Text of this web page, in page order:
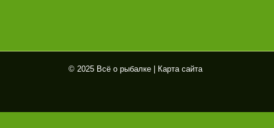
© 2025 Всё о рыбалке | Карта сайта